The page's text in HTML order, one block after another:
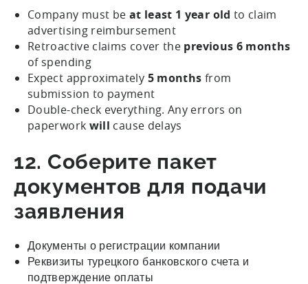
Company must be at least 1 year old to claim
advertising reimbursement
Retroactive claims cover the previous 6 months
of spending
Expect approximately 5 months from
submission to payment
Double-check everything. Any errors on
paperwork will cause delays
12. Соберите пакет
документов для подачи
заявления
Документы о регистрации компании
Реквизиты турецкого банковского счета и
подтверждение оплаты